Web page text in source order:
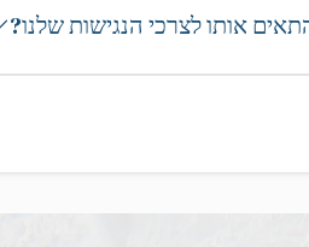
אותו לצרכי הנגישות שלנו?